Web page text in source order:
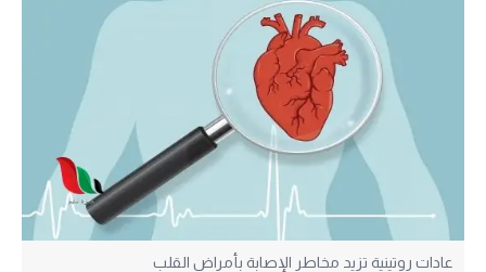
عادات روتينية تزيد مخاطر الإصابة بأمراض القلب